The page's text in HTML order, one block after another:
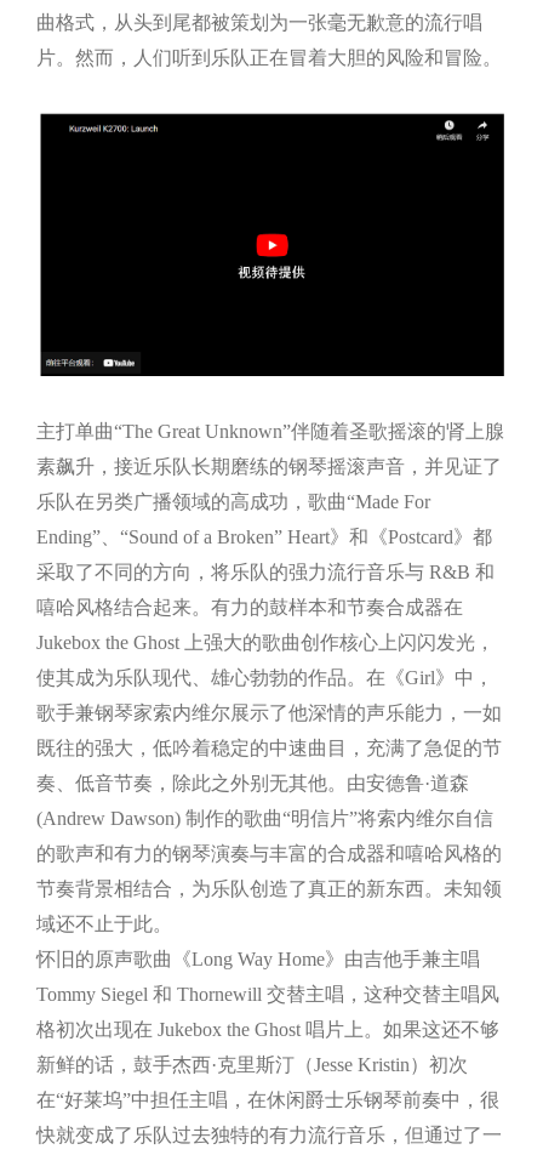
曲格式，从头到尾都被策划为一张毫无歉意的流行唱
片。然而，人们听到乐队正在冒着大胆的风险和冒险。
主打单曲“The Great Unknown”伴随着圣歌摇滚的肾上腺
素飙升，接近乐队长期磨练的钢琴摇滚声音，并见证了
乐队在另类广播领域的高成功，歌曲“Made For
Ending”、“Sound of a Broken” Heart》和《Postcard》都
采取了不同的方向，将乐队的强力流行音乐与 R&B 和
嘻哈风格结合起来。有力的鼓样本和节奏合成器在
Jukebox the Ghost 上强大的歌曲创作核心上闪闪发光，
使其成为乐队现代、雄心勃勃的作品。在《Girl》中，
歌手兼钢琴家索内维尔展示了他深情的声乐能力，一如
既往的强大，低吟着稳定的中速曲目，充满了急促的节
奏、低音节奏，除此之外别无其他。由安德鲁·道森
(Andrew Dawson) 制作的歌曲“明信片”将索内维尔自信
的歌声和有力的钢琴演奏与丰富的合成器和嘻哈风格的
节奏背景相结合，为乐队创造了真正的新东西。未知领
域还不止于此。
怀旧的原声歌曲《Long Way Home》由吉他手兼主唱
Tommy Siegel 和 Thornewill 交替主唱，这种交替主唱风
格初次出现在 Jukebox the Ghost 唱片上。如果这还不够
新鲜的话，鼓手杰西·克里斯汀（Jesse Kristin）初次
在“好莱坞”中担任主唱，在休闲爵士乐钢琴前奏中，很
快就变成了乐队过去独特的有力流行音乐，但通过了一